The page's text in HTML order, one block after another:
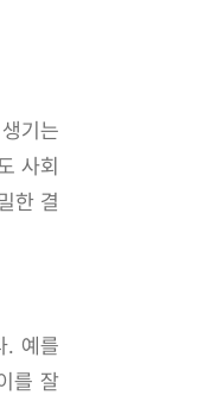
기는
사회
한 결
. 예를
를 잘